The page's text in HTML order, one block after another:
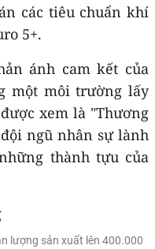
các tiêu chuẩn khí
5+.
ánh cam kết của
một môi trường lấy
xem là "Thương
ngũ nhân sự lành
thành tựu của
lượng sản xuất lên 400.000